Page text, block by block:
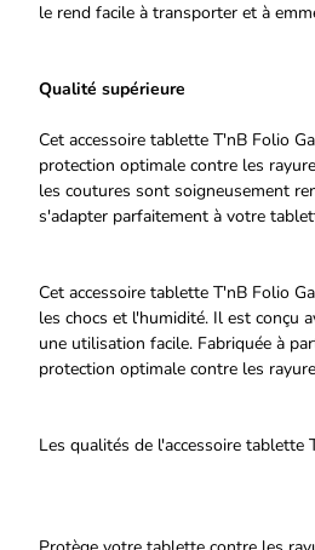
le rend facile à transporter et à
Qualité supérieure
Cet accessoire tablette T'nB Folio
protection optimale contre les
les coutures sont soigneusement
s'adapter parfaitement à votre
Cet accessoire tablette T'nB Folio
les chocs et l'humidité. Il est conçu
une utilisation facile. Fabriquée à
protection optimale contre les
Les qualités de l'accessoire